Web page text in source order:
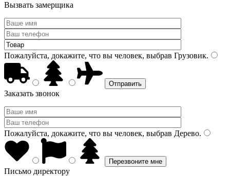
Вызвать замерщика
Пожалуйста, докажите, что вы человек, выбрав Грузовик.
Заказать звонок
Пожалуйста, докажите, что вы человек, выбрав Дерево.
Письмо директору